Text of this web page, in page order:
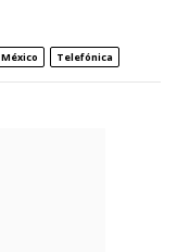
México Telefónica